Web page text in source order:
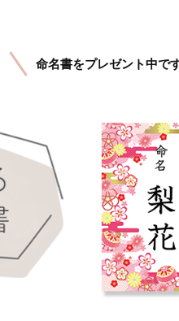
命名書をプレゼント中で